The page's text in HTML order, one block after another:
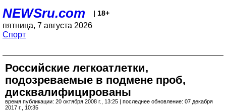
NEWSru.com | 18+
пятница, 7 августа 2026
Спорт
Российские легкоатлетки,
подозреваемые в подмене проб,
дисквалифицированы
время публикации: 20 октября 2008 г., 13:25 | последнее обновление: 07 декабря
2017 г., 10:35